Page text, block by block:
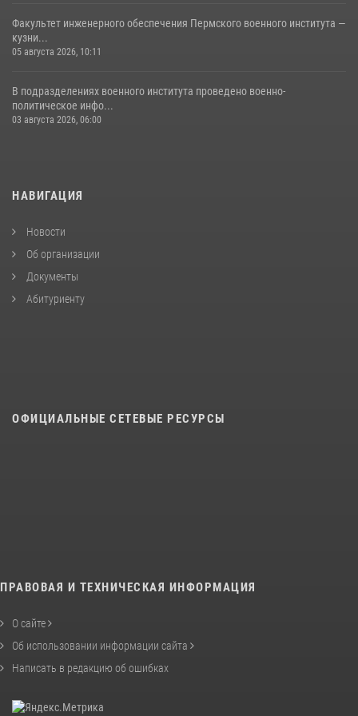
Факультет инженерного обеспечения Пермского военного института —
кузни...
05 августа 2026, 10:11
В подразделениях военного института проведено военно-
политическое инфо...
03 августа 2026, 06:00
НАВИГАЦИЯ
Новости
Об организации
Документы
Абитуриенту
ОФИЦИАЛЬНЫЕ СЕТЕВЫЕ РЕСУРСЫ
ПРАВОВАЯ И ТЕХНИЧЕСКАЯ ИНФОРМАЦИЯ
О сайте
Об использовании информации сайта
Написать в редакцию об ошибках